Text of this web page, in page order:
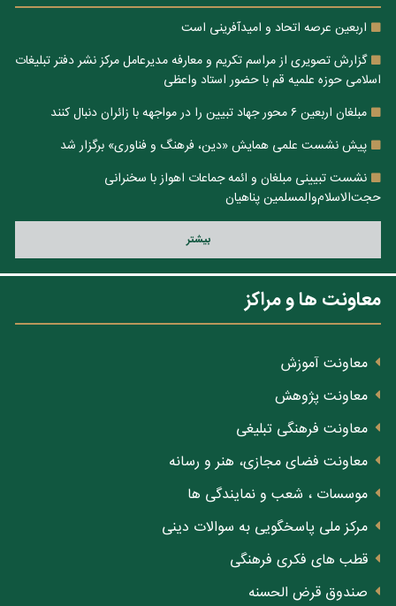
اربعین عرصه اتحاد و امیدآفرینی است
گزارش تصویری از مراسم تکریم و معارفه مدیرعامل مرکز نشر دفتر تبلیغات
اسلامی حوزه علمیه قم با حضور استاد واعظی
مبلغان اربعین ۶ محور جهاد تبیین را در مواجهه با زائران دنبال کنند
پیش نشست علمی همایش «دین، فرهنگ و فناوری» برگزار شد
نشست تبیینی مبلغان و ائمه جماعات اهواز با سخنرانی
حجت‌الاسلام‌والمسلمین پناهیان
بيشتر
معاونت ها و مراکز
معاونت آموزش
معاونت پژوهش
معاونت فرهنگی تبلیغی
معاونت فضای مجازی، هنر و رسانه
موسسات ، شعب و نمایندگی ها
مرکز ملی پاسخگویی به سوالات دینی
قطب های فکری فرهنگی
صندوق قرض الحسنه